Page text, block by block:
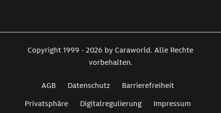
Copyright 1999 - 2026 by Caraworld. Alle Rechte
vorbehalten.
AGB Datenschutz
Barrierefreiheit
Privatsphäre
Digitalregulierung Impressum